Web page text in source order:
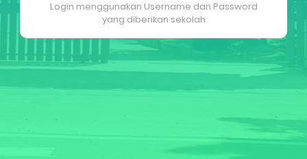
Login menggunakan Username dan Password
yang diberikan sekolah